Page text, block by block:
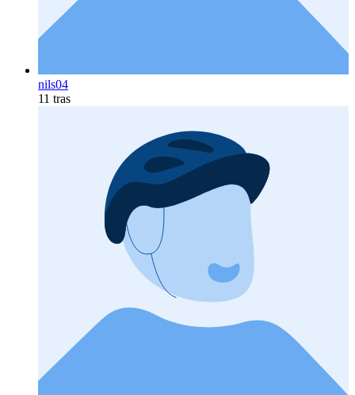
nils04
11 tras